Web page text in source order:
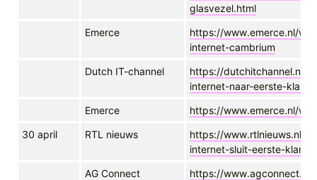
glasvezel.html
Emerce
https://www.emerce.nl/
internet-cambrium
Dutch IT-channel
https://dutchitchannel.nl/
internet-naar-eerste-
Emerce
https://www.emerce.nl/
30 april
RTL nieuws
https://www.rtlnieuws.nl/
internet-sluit-eerste-
AG Connect
https://